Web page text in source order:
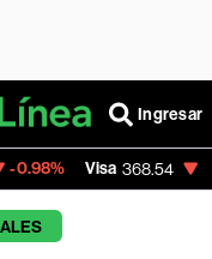
Ingresar
-0.28%